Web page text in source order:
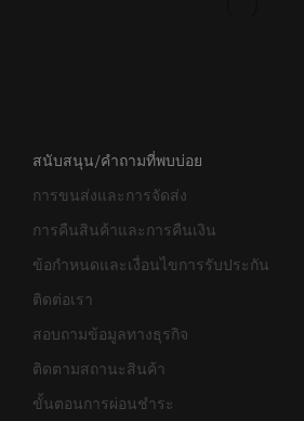
สนับสนุน/คำถามที่พบบ่อย
การขนส่งและการจัดส่ง
การคืนสินค้าและการคืนเงิน
ข้อกำหนดและเงื่อนไขการรับประกัน
ติดต่อเรา
สอบถามข้อมูลทางธุรกิจ
ติดตามสถานะสินค้า
ขั้นตอนการผ่อนชำระ